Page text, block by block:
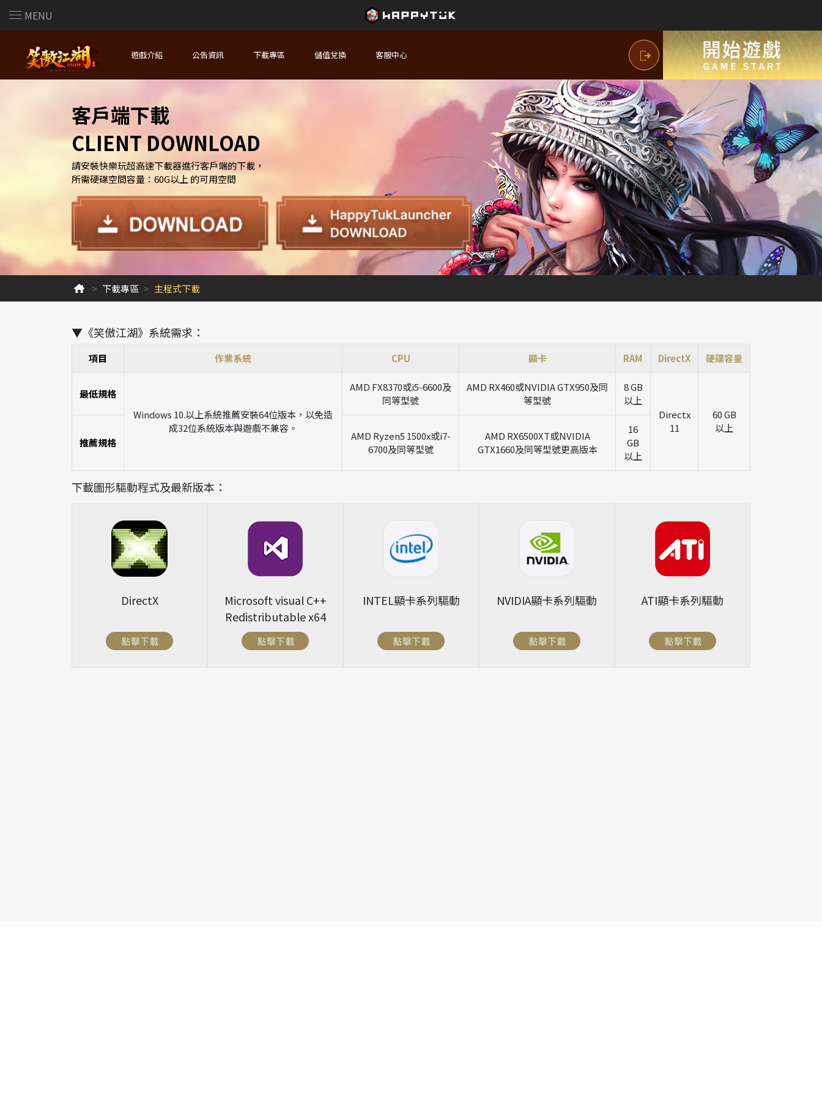
MENU
遊戲介紹 公告資訊 下載專區 儲值兌換 客服中心
客戶端下載
CLIENT DOWNLOAD
請安裝快樂玩超高速下載器進行客戶端的下載，
所需硬碟空間容量：60G以上 的可用空間
下載專區 主程式下載
▼《笑傲江湖》系統需求：
項目 作業系統 CPU 顯卡 RAM DirectX 硬碟容量
最低規格
Windows 10.以上系統推薦安裝64位版本，以免造
成32位系統版本與遊戲不兼容。
AMD FX8370或i5-6600及
同等型號
AMD RX460或NVIDIA GTX950及同
等型號
8 GB
以上
Directx
11
60 GB
以上
推薦規格
AMD Ryzen5 1500x或i7-
6700及同等型號
AMD RX6500XT或NVIDIA
GTX1660及同等型號更高版本
16
GB
以上
下載圖形驅動程式及最新版本：
DirectX
Microsoft visual C++
Redistributable x64
INTEL顯卡系列驅動 NVIDIA顯卡系列驅動 ATI顯卡系列驅動